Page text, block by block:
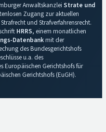
Anwaltskanzlei Strate und
Zugang zur aktuellen
und Strafverfahrensrecht.
HRRS, einem monatlichen
Datenbankmit der
des Bundesgerichtshofs
u.a. des
Europäischen Gerichtshofs für
Gerichtshofs (EuGH).